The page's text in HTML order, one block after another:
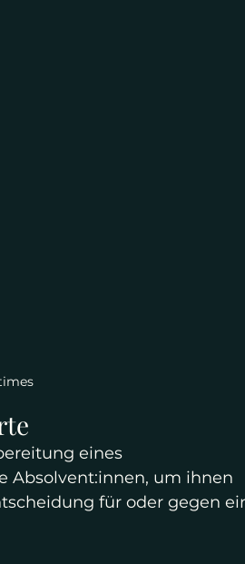
eines
Absolvent:innen, um ihnen
für oder gegen